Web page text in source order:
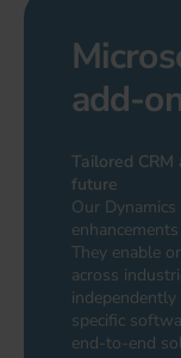
add-
Tailored
future
Our
They enable
across
specific
end-to-end